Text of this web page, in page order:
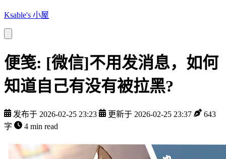
Ksable's 小屋
便笺: [微信]不用发消息，如何
知道自己有没有被拉黑?
发布于 2026-02-25 23:23 更新于 2026-02-25 23:37
643
字
4 min read